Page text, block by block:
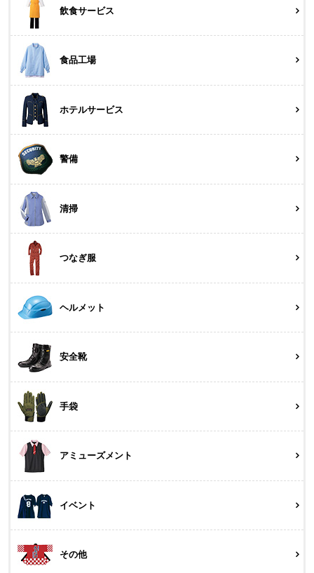
飲食サービス
食品工場
ホテルサービス
警備
清掃
つなぎ服
ヘルメット
安全靴
手袋
アミューズメント
イベント
その他